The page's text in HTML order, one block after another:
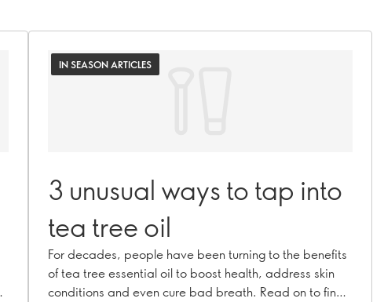
IN SEASON ARTICLES
3 unusual ways to tap into
tea tree oil
For decades, people have been turning to the benefits
of tea tree essential oil to boost health, address skin
conditions and even cure bad breath. Read on to find